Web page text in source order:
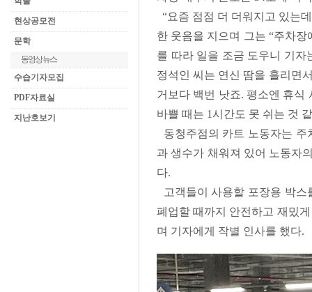
현상공모전
문학
동영상뉴스
수습기자모집
PDF자료실
지난호보기
“요즘 점점 더 더워지고 있는
한 웃음을 지으며 그는 “주차
를 따라 일을 조금 도우니 기
정석인 씨는 연신 땀을 흘리면
거보다 백번 낫죠. 평소엔 휴식
바쁠 때는 1시간도 못 쉬는 것
동청주점의 카트 노동자는 주
과 생수가 채워져 있어 노동자
다.
고객들이 사용할 포장용 박스
폐업할 때까지 안전하고 재밌
며 기자에게 작별 인사를 했다.